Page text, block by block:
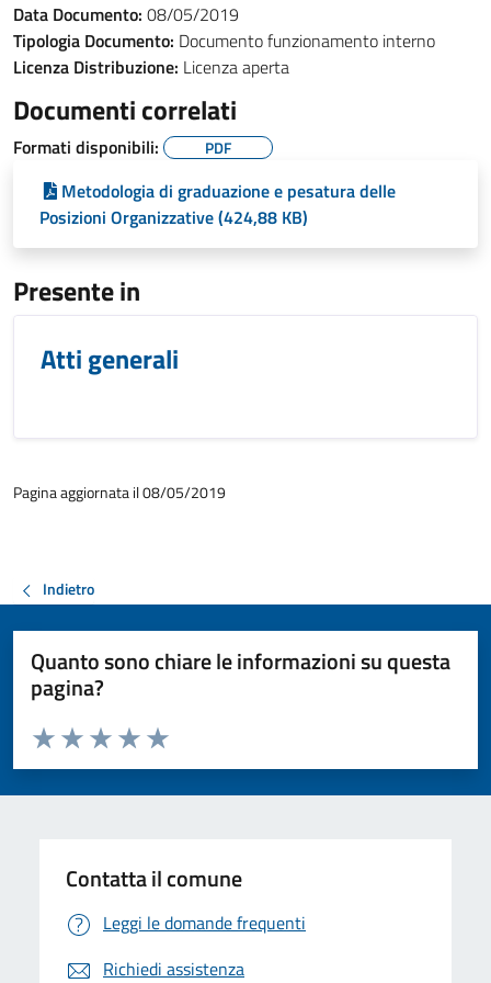
Data Documento: 08/05/2019
Tipologia Documento: Documento funzionamento interno
Licenza Distribuzione: Licenza aperta
Documenti correlati
Formati disponibili: PDF
Metodologia di graduazione e pesatura delle
Posizioni Organizzative (424,88 KB)
Presente in
Atti generali
Pagina aggiornata il 08/05/2019
Indietro
Quanto sono chiare le informazioni su questa
pagina?
Valuta da 1 a 5 stelle la pagina
Valuta 5 stelle su 5
Valuta 4 stelle su 5
Valuta 3 stelle su 5
Valuta 2 stelle su 5
Valuta 1 stelle su 5
Contatta il comune
Leggi le domande frequenti
Richiedi assistenza